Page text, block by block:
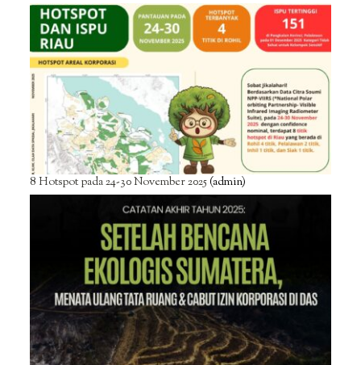
8 Hotspot pada 24-30 November 2025(admin)